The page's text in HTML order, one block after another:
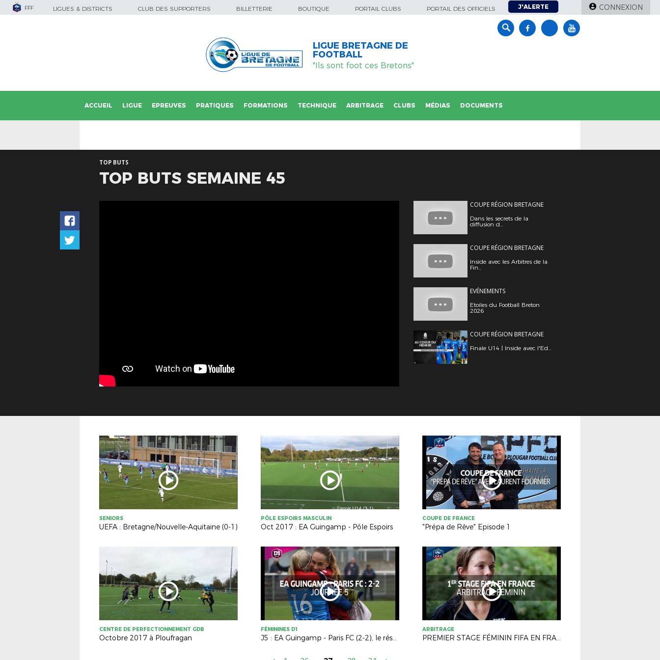
FFF LIGUES & DISTRICTS CLUB DES SUPPORTERS BILLETTERIE BOUTIQUE PORTAIL CLUBS PORTAIL DES OFFICIELS J'ALERTE CONNEXION
LIGUE BRETAGNE DE
FOOTBALL
"Ils sont foot ces Bretons"
ACCUEIL LIGUE EPREUVES PRATIQUES FORMATIONS TECHNIQUE ARBITRAGE CLUBS MÉDIAS DOCUMENTS
TOP BUTS
TOP BUTS SEMAINE 45
COUPE RÉGION BRETAGNE
Dans les secrets de la
diffusion d...
COUPE RÉGION BRETAGNE
Inside avec les Arbitres de la
Fin...
EVÉNEMENTS
Etoiles du Football Breton
2026
COUPE RÉGION BRETAGNE
Finale U14 | Inside avec l'Ed...
SENIORS
UEFA : Bretagne/Nouvelle-Aquitaine (0-1)
PÔLE ESPOIRS MASCULIN
Oct 2017 : EA Guingamp - Pôle Espoirs
COUPE DE FRANCE
"Prépa de Rêve" Episode 1
CENTRE DE PERFECTIONNEMENT GDB
Octobre 2017 à Ploufragan
FÉMININES D1
J5 : EA Guingamp - Paris FC (2-2), le résumé
ARBITRAGE
PREMIER STAGE FÉMININ FIFA EN FRANCE